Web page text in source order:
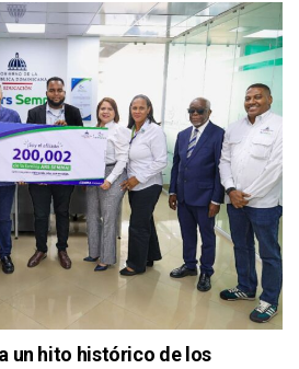
un hito histórico de los